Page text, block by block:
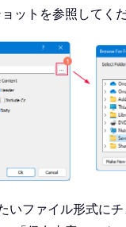
ットを参照してく
いファイル形式に